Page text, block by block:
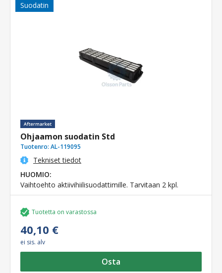
Suodatin
Ohjaamon suodatin Std
Tuotenro: AL-119095
Tekniset tiedot
HUOMIO:
Vaihtoehto aktiivihiilisuodattimille. Tarvitaan 2 kpl.
Tuotetta on varastossa
40,10 €
ei sis. alv
Osta